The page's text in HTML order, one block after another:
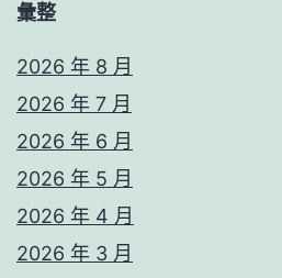
彙整
2026 年 8 月
2026 年 7 月
2026 年 6 月
2026 年 5 月
2026 年 4 月
2026 年 3 月